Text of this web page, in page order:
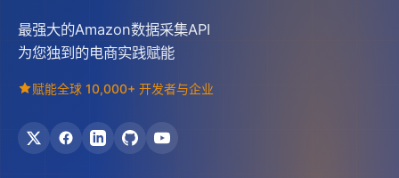
最强大的Amazon数据采集API
为您独到的电商实践赋能
赋能全球 10,000+ 开发者与企业